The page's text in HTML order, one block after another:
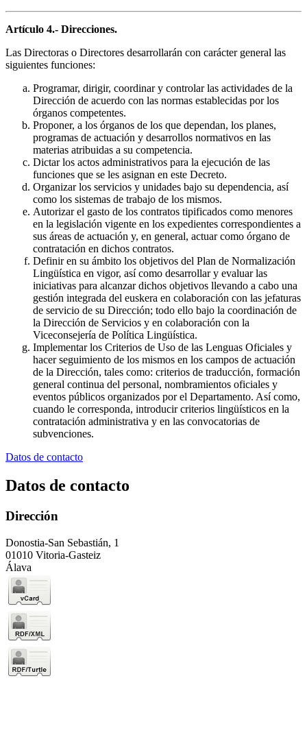
Artículo 4.- Direcciones.
Las Directoras o Directores desarrollarán con carácter general las
siguientes funciones:
Programar, dirigir, coordinar y controlar las actividades de la
Dirección de acuerdo con las normas establecidas por los
órganos competentes.
Proponer, a los órganos de los que dependan, los planes,
programas de actuación y desarrollos normativos en las
materias atribuidas a su competencia.
Dictar los actos administrativos para la ejecución de las
funciones que se les asignan en este Decreto.
Organizar los servicios y unidades bajo su dependencia, así
como los sistemas de trabajo de los mismos.
Autorizar el gasto de los contratos tipificados como menores
en la legislación vigente en los expedientes correspondientes a
sus áreas de actuación y, en general, actuar como órgano de
contratación en dichos contratos.
Definir en su ámbito los objetivos del Plan de Normalización
Lingüística en vigor, así como desarrollar y evaluar las
iniciativas para alcanzar dichos objetivos llevando a cabo una
gestión integrada del euskera en colaboración con las jefaturas
de servicio de su Dirección; todo ello bajo la coordinación de
la Dirección de Servicios y en colaboración con la
Viceconsejería de Política Lingüística.
Implementar los Criterios de Uso de las Lenguas Oficiales y
hacer seguimiento de los mismos en los campos de actuación
de la Dirección, tales como: criterios de traducción, formación
general continua del personal, nombramientos oficiales y
eventos públicos organizados por el Departamento. Así como,
cuando le corresponda, introducir criterios lingüísticos en la
contratación administrativa y en las convocatorias de
subvenciones.
Datos de contacto
Datos de contacto
Dirección
Donostia-San Sebastián, 1
01010 Vitoria-Gasteiz
Álava